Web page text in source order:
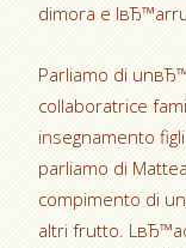
dimora e
Parliamo di
collaboratrice
insegnamento
parliamo di
compimento di
altri frutto.